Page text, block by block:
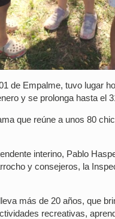
de Empalme, tuvo lugar
y se prolonga hasta el
que reúne a unos 80
interino, Pablo
y consejeros, la
más de 20 años, que
recreativas,